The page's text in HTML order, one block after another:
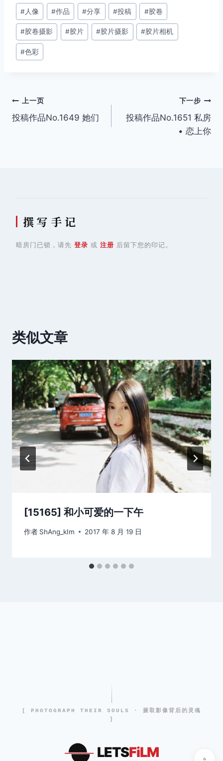
文
章
标
签：
#人像 #作品 #分享 #投稿 #胶卷
#胶卷摄影 #胶片 #胶片摄影 #胶片相机
#色彩
文
章
上一页
投稿作品No.1649 她们
下一步
投稿作品No.1651 私房
• 恋上你
撰 写 手 记
暗房门已锁，请先 登录 或 注册 后留下您的印记。
类似文章
[15165] 和小可爱的一下午
作者 ShAng_kIm 2017 年 8 月 19 日
[ PHOTOGRAPH THEIR SOULS · 摄取影像背后的灵魂
]
LETSFiLM